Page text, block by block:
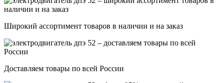
Широкий ассортимент товаров в наличии и на заказ
Доставляем товары по всей России